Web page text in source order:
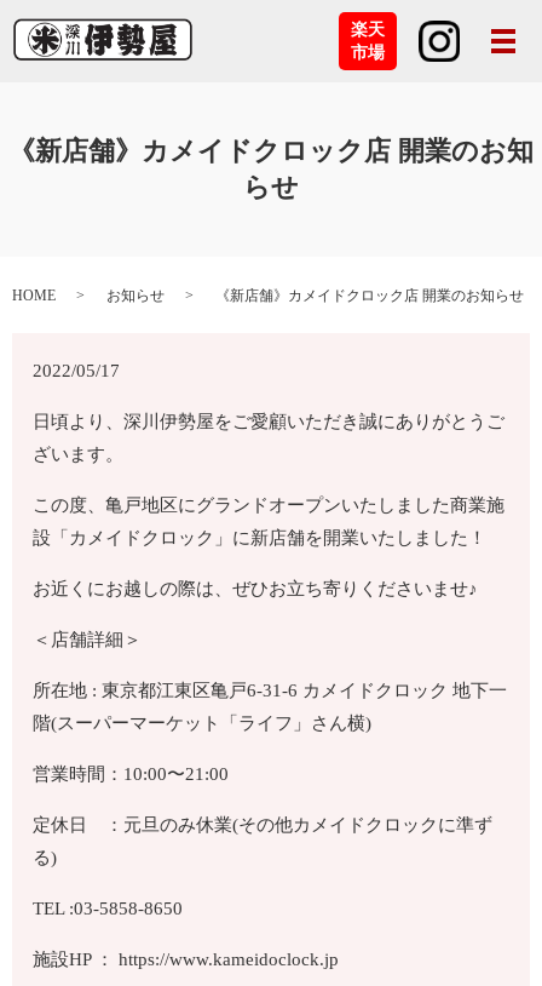
楽天
市場
メ
《新店舗》カメイドクロック店 開業のお知
らせ
HOME お知らせ 《新店舗》カメイドクロック店 開業のお知らせ
2022/05/17
日頃より、深川伊勢屋をご愛顧いただき誠にありがとうご
ざいます。
この度、亀戸地区にグランドオープンいたしました商業施
設「カメイドクロック」に新店舗を開業いたしました！
お近くにお越しの際は、ぜひお立ち寄りくださいませ♪
＜店舗詳細＞
所在地 : 東京都江東区亀戸6-31-6 カメイドクロック 地下一
階(スーパーマーケット「ライフ」さん横)
営業時間：10:00〜21:00
定休日 ：元旦のみ休業(その他カメイドクロックに準ず
る)
TEL :03-5858-8650
施設HP ： https://www.kameidoclock.jp